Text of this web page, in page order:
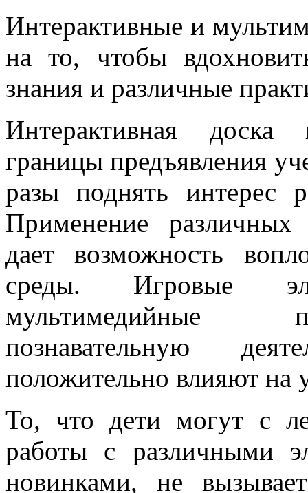
Интерактивные и
на то, чтобы
знания и различные
Интерактивная доска
границы предъявления
разы поднять интерес
Применение различных
дает возможность
среды. Игровые
мультимедийные
познавательную
положительно влияют на
То, что дети могут с
работы с различными
новинками, не